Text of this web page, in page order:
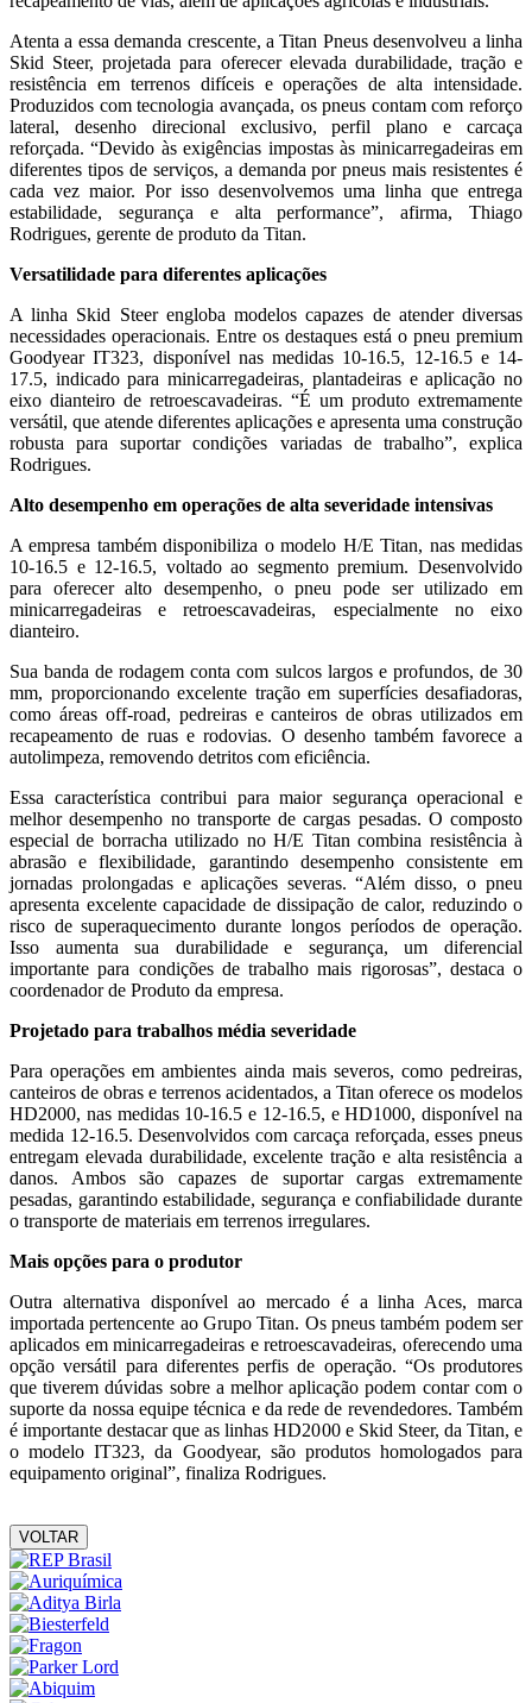
Atenta a essa demanda crescente, a Titan Pneus desenvolveu a linha
Skid Steer, projetada para oferecer elevada durabilidade, tração e
resistência em terrenos difíceis e operações de alta intensidade.
Produzidos com tecnologia avançada, os pneus contam com reforço
lateral, desenho direcional exclusivo, perfil plano e carcaça
reforçada. “Devido às exigências impostas às minicarregadeiras em
diferentes tipos de serviços, a demanda por pneus mais resistentes é
cada vez maior. Por isso desenvolvemos uma linha que entrega
estabilidade, segurança e alta performance”, afirma, Thiago
Rodrigues, gerente de produto da Titan.
Versatilidade para diferentes aplicações
A linha Skid Steer engloba modelos capazes de atender diversas
necessidades operacionais. Entre os destaques está o pneu premium
Goodyear IT323, disponível nas medidas 10-16.5, 12-16.5 e 14-
17.5, indicado para minicarregadeiras, plantadeiras e aplicação no
eixo dianteiro de retroescavadeiras. “É um produto extremamente
versátil, que atende diferentes aplicações e apresenta uma construção
robusta para suportar condições variadas de trabalho”, explica
Rodrigues.
Alto desempenho em operações de alta severidade intensivas
A empresa também disponibiliza o modelo H/E Titan, nas medidas
10-16.5 e 12-16.5, voltado ao segmento premium. Desenvolvido
para oferecer alto desempenho, o pneu pode ser utilizado em
minicarregadeiras e retroescavadeiras, especialmente no eixo
dianteiro.
Sua banda de rodagem conta com sulcos largos e profundos, de 30
mm, proporcionando excelente tração em superfícies desafiadoras,
como áreas off-road, pedreiras e canteiros de obras utilizados em
recapeamento de ruas e rodovias. O desenho também favorece a
autolimpeza, removendo detritos com eficiência.
Essa característica contribui para maior segurança operacional e
melhor desempenho no transporte de cargas pesadas. O composto
especial de borracha utilizado no H/E Titan combina resistência à
abrasão e flexibilidade, garantindo desempenho consistente em
jornadas prolongadas e aplicações severas. “Além disso, o pneu
apresenta excelente capacidade de dissipação de calor, reduzindo o
risco de superaquecimento durante longos períodos de operação.
Isso aumenta sua durabilidade e segurança, um diferencial
importante para condições de trabalho mais rigorosas”, destaca o
coordenador de Produto da empresa.
Projetado para trabalhos média severidade
Para operações em ambientes ainda mais severos, como pedreiras,
canteiros de obras e terrenos acidentados, a Titan oferece os modelos
HD2000, nas medidas 10-16.5 e 12-16.5, e HD1000, disponível na
medida 12-16.5. Desenvolvidos com carcaça reforçada, esses pneus
entregam elevada durabilidade, excelente tração e alta resistência a
danos. Ambos são capazes de suportar cargas extremamente
pesadas, garantindo estabilidade, segurança e confiabilidade durante
o transporte de materiais em terrenos irregulares.
Mais opções para o produtor
Outra alternativa disponível ao mercado é a linha Aces, marca
importada pertencente ao Grupo Titan. Os pneus também podem ser
aplicados em minicarregadeiras e retroescavadeiras, oferecendo uma
opção versátil para diferentes perfis de operação. “Os produtores
que tiverem dúvidas sobre a melhor aplicação podem contar com o
suporte da nossa equipe técnica e da rede de revendedores. Também
é importante destacar que as linhas HD2000 e Skid Steer, da Titan, e
o modelo IT323, da Goodyear, são produtos homologados para
equipamento original”, finaliza Rodrigues.
VOLTAR